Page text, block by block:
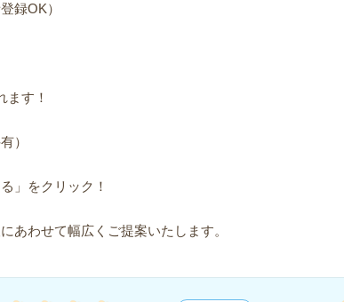
録OK）
ます！
）
」をクリック！
あわせて幅広くご提案いたします。